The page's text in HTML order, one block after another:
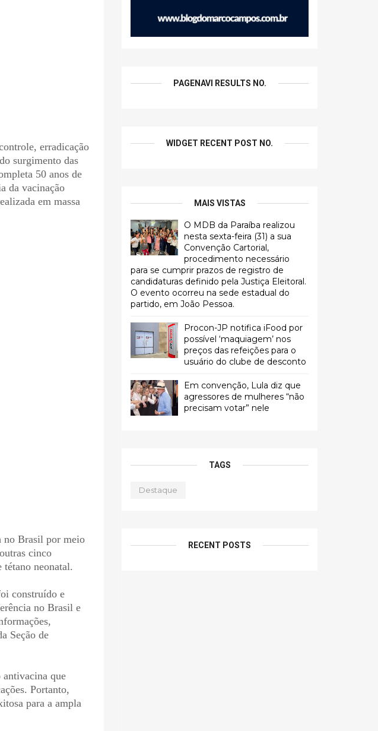
erradicação
surgimento das
50 anos de
da vacinação
em massa
no Brasil por meio
cinco
neonatal.
construído e
no Brasil e
Seção de
que
Portanto,
para a ampla
PAGENAVI RESULTS NO.
WIDGET RECENT POST NO.
MAIS VISTAS
O MDB da Paraíba realizou
nesta sexta-feira (31) a sua
Convenção Cartorial,
procedimento necessário
para se cumprir prazos de registro de
candidaturas definido pela Justiça Eleitoral.
O evento ocorreu na sede estadual do
partido, em João Pessoa.
Procon-JP notifica iFood por
possível ‘maquiagem’ nos
preços das refeições para o
usuário do clube de desconto
Em convenção, Lula diz que
agressores de mulheres “não
precisam votar” nele
TAGS
Destaque
RECENT POSTS